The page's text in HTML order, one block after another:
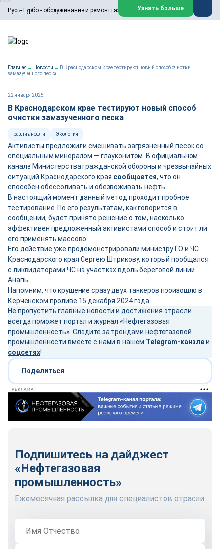
Русь-Турбо - обслуживание и ремонт газовых паровых турбин
ООО «Русь-Турбо» занимается сервисом газовых и паровых
турбин, комплексным ремонтом, восстановлением,
техническим обслуживанием оборудования ТЭС,
работают на нефтегазовых, нефтехимических,
металлургических и других предприятиях.
Реклама. ООО «Русь-Турбо», ИНН 7802588950
erid: F7NfYUJCUneVdwPs4znf
Узнать больше
Главная → Новости → В Краснодарском крае тестируют новый способ очистки
замазученного песка
22 января 2025
В Краснодарском крае тестируют новый способ
очистки замазученного песка
разлив нефти Экология
Активисты предложили смешивать загрязнённый песок со
специальным минералом — глауконитом. В официальном
канале Министерства гражданской обороны и чрезвычайных
ситуаций Краснодарского края сообщается, что он
способен обессоливать и обезвоживать нефть.
В настоящий момент данный метод проходит пробное
тестирование. По его результатам, как говорится в
сообщении, будет принято решение о том, насколько
эффективен предложенный активистами способ и стоит ли
его применять массово.
Его действие уже продемонстрировали министру ГО и ЧС
Краснодарского края Сергею Штрикову, который пообщался
с ликвидаторами ЧС на участках вдоль береговой линии
Анапы.
Напомним, что крушение сразу двух танкеров произошло в
Керченском проливе 15 декабря 2024 года.
Не пропустить главные новости и достижения отрасли
всегда поможет портал и журнал «Нефтегазовая
промышленность». Следите за трендами нефтегазовой
промышленности вместе с нами в нашем Telegram-каналеи
соцсетях!
Поделиться
РЕКЛАМА
Подпишитесь на дайджест
«Нефтегазовая
промышленность»
Ежемесячная рассылка для специалистов отрасли